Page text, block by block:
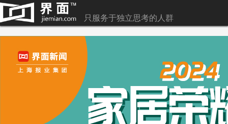
只服务于独立思考的人群